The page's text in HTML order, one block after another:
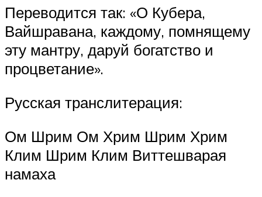
Переводится так: «О Кубера,
Вайшравана, каждому, помнящему
эту мантру, даруй богатство и
процветание».
Русская транслитерация:
Ом Шрим Ом Хрим Шрим Хрим
Клим Шрим Клим Виттешварая
намаха